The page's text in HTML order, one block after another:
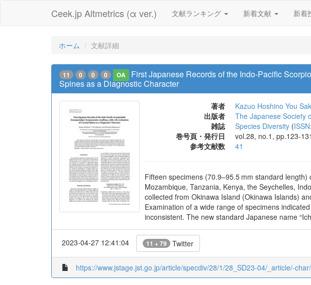
Ceek.jp Altmetrics (α ver.) 文献ランキング 新着文献 新着
ホーム 文献詳細
11 0 0 0 OA
First Japanese Records of the Indo-Pacific
Spines as a Diagnostic Character
著者 Kazuo Hoshino You
出版者
The Japanese Society
雑誌
Species Diversity (
巻号頁・発行日
vol.28, no.1, pp.123-
参考文献数
41
Fifteen specimens (70.9–95.5 mm standard
Mozambique, Tanzania, Kenya, the Seychelles,
collected from Okinawa Island (Okinawa Islands)
Examination of a wide range of specimens
inconsistent. The new standard Japanese name
2023-04-27 12:41:04 11 + 79 Twitter
https://www.jstage.jst.go.jp/article/specdiv/28/1/28_SD23-04/_article/-